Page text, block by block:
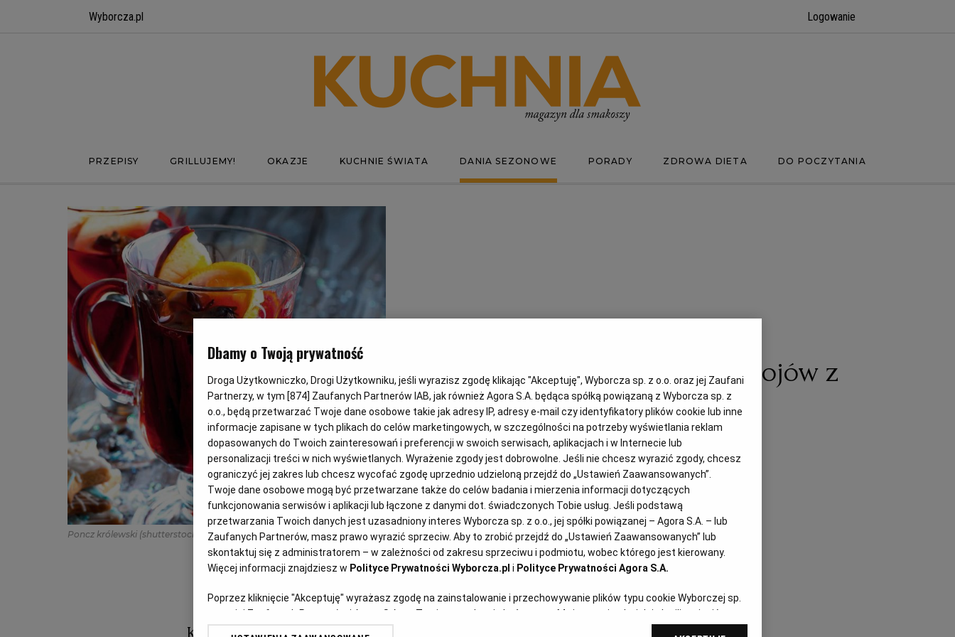
Wyborcza.pl Logowanie
PRZEPISY GRILLUJEMY! OKAZJE KUCHNIE ŚWIATA DANIA SEZONOWE PORADY ZDROWA DIETA DO POCZYTANIA
DANIA SEZONOWE
5 rozgrzewających napojów z
procentami
Magazyn Kuchnia 31.12.2018
Poncz królewski (shutterstock.com)
Dbamy o Twoją prywatność
Droga Użytkowniczko, Drogi Użytkowniku, jeśli wyrazisz zgodę klikając "Akceptuję", Wyborcza sp. z o.o. oraz jej Zaufani
Partnerzy, w tym [874] Zaufanych Partnerów IAB, jak również Agora S.A. będąca spółką powiązaną z Wyborcza sp. z
o.o., będą przetwarzać Twoje dane osobowe takie jak adresy IP, adresy e-mail czy identyfikatory plików cookie lub inne
informacje zapisane w tych plikach do celów marketingowych, w szczególności na potrzeby wyświetlania reklam
dopasowanych do Twoich zainteresowań i preferencji w swoich serwisach, aplikacjach i w Internecie lub
personalizacji treści w nich wyświetlanych. Wyrażenie zgody jest dobrowolne. Jeśli nie chcesz wyrazić zgody, chcesz
ograniczyć jej zakres lub chcesz wycofać zgodę uprzednio udzieloną przejdź do „Ustawień Zaawansowanych”.
Twoje dane osobowe mogą być przetwarzane także do celów badania i mierzenia informacji dotyczących
funkcjonowania serwisów i aplikacji lub łączone z danymi dot. świadczonych Tobie usług. Jeśli podstawą
przetwarzania Twoich danych jest uzasadniony interes Wyborcza sp. z o.o., jej spółki powiązanej – Agora S.A. – lub
Zaufanych Partnerów, masz prawo wyrazić sprzeciw. Aby to zrobić przejdź do „Ustawień Zaawansowanych” lub
skontaktuj się z administratorem – w zależności od zakresu sprzeciwu i podmiotu, wobec którego jest kierowany.
Więcej informacji znajdziesz w Polityce Prywatności Wyborcza.pl i Polityce Prywatności Agora S.A.
Poprzez kliknięcie "Akceptuję" wyrażasz zgodę na zainstalowanie i przechowywanie plików typu cookie Wyborczej sp.
z o. o. jej Zaufanych Partnerów i Agora S.A. na Twoim urządzeniu końcowym. Możesz też w każdej chwili zmienić
swoje preferencje dot. plików cookie, ponownie wywołując narzędzie do zarządzania Twoimi preferencjami dot.